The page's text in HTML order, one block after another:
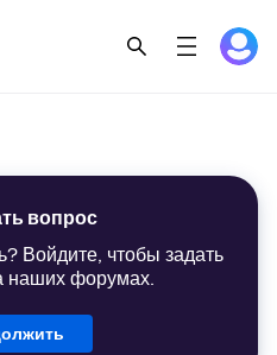
вопрос
Войдите, чтобы задать
наших форумах.